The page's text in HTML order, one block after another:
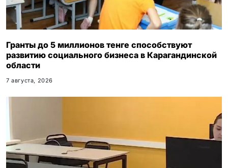
Гранты до 5 миллионов тенге способствуют
развитию социального бизнеса в Карагандинской
области
7 августа, 2026